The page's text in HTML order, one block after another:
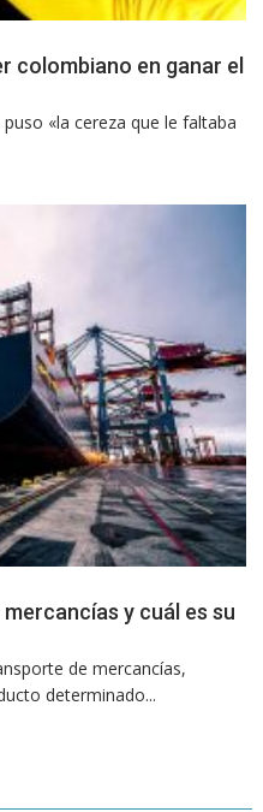
colombiano en ganar el
«la cereza que le faltaba
y cuál es su
de mercancías,
determinado...